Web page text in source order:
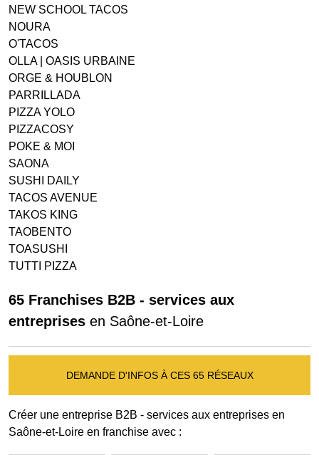
NEW SCHOOL TACOS
NOURA
O'TACOS
OLLA | OASIS URBAINE
ORGE & HOUBLON
PARRILLADA
PIZZA YOLO
PIZZACOSY
POKE & MOI
SAONA
SUSHI DAILY
TACOS AVENUE
TAKOS KING
TAOBENTO
TOASUSHI
TUTTI PIZZA
65 Franchises B2B - services aux
entreprises en Saône-et-Loire
DEMANDE D'INFOS À CES 65 RÉSEAUX
Créer une entreprise B2B - services aux entreprises en
Saône-et-Loire en franchise avec :